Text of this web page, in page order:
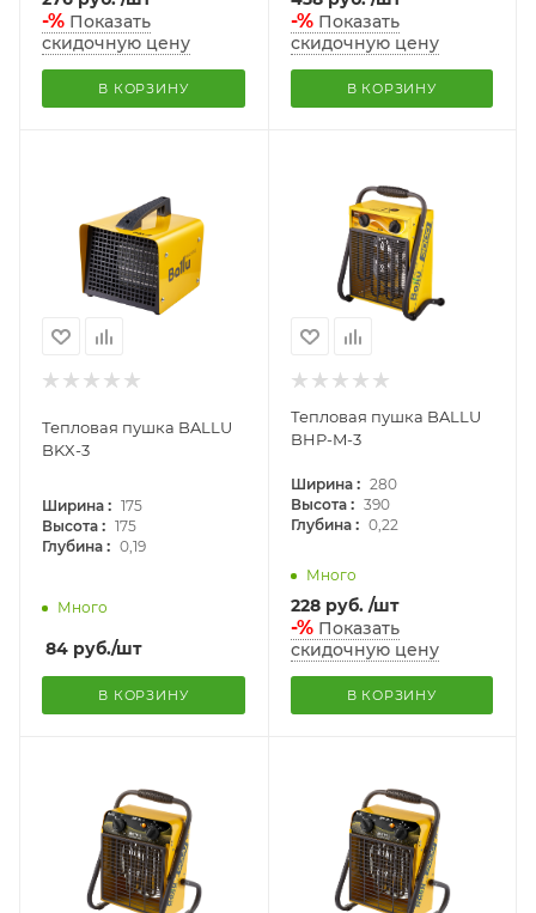
-% Показать
скидочную цену
В КОРЗИНУ
-%Показать
скидочную цену
В КОРЗИНУ
Тепловая пушка BALLU
BKX-3
Ширина : 175
Высота : 175
Глубина : 0,19
Много
84 руб./шт
В КОРЗИНУ
Тепловая пушка BALLU
BHP-M-3
Ширина : 280
Высота : 390
Глубина : 0,22
Много
228руб. /шт
-%Показать
скидочную цену
В КОРЗИНУ